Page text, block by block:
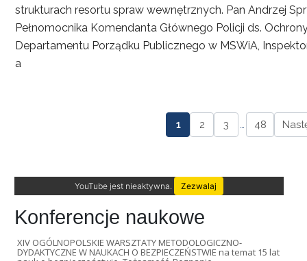
strukturach resortu spraw wewnętrznych. Pan Andrzej
Pełnomocnika Komendanta Głównego Policji ds.
Departamentu Porządku Publicznego w MSWiA,
a
1 2 3 … 48
YouTube jest nieaktywna. Zezwalaj
Konferencje naukowe
XIV OGÓLNOPOLSKIE WARSZTATY METODOLOGICZNO-
DYDAKTYCZNE W NAUKACH O BEZPIECZEŃSTWIE na temat 15 lat